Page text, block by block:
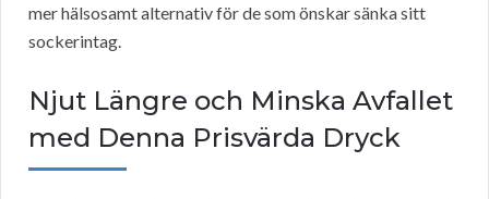
mer hälsosamt alternativ för de som önskar sänka sitt
sockerintag.
Njut Längre och Minska Avfallet
med Denna Prisvärda Dryck